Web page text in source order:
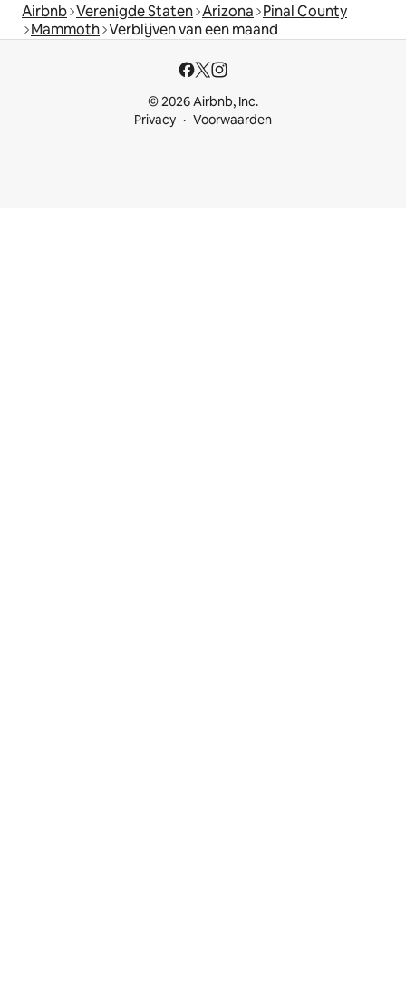
Airbnb Verenigde Staten Arizona Pinal County
Mammoth Verblijven van een maand
© 2026 Airbnb, Inc.
Privacy
Voorwaarden